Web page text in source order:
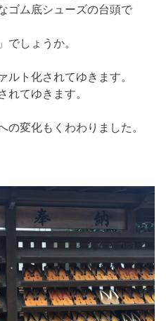
ゴム底シューズの台頭で
」でしょうか。
ルト化されてゆきます。
れてゆきます。
の変化もくわわりました。